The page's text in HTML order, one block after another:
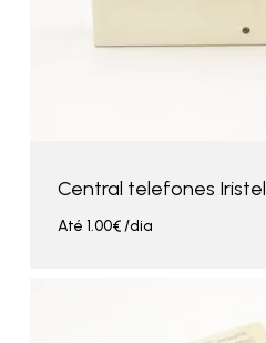
Central telefones Iristel
Até 1.00€/dia